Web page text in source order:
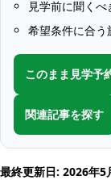
見学前に聞く
希望条件に合う
このまま見学予
関連記事を探す
最終更新日: 2026年5